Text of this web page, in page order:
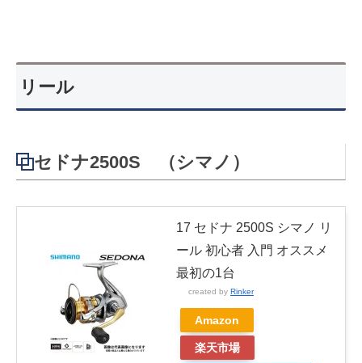
リール
セドナ2500S （シマノ）
17 セドナ 2500S シマノ リ
ール 初心者 入門 オススメ
最初の1台
created by Rinker
Amazon
楽天市場